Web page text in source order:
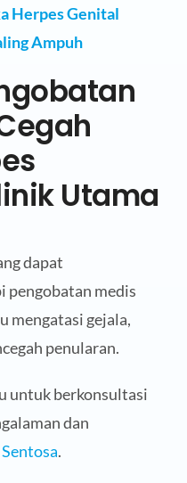
Herpes Genital
Ampuh
Utama
dapat
pengobatan medis
mengatasi gejala,
penularan.
untuk berkonsultasi
dan
.